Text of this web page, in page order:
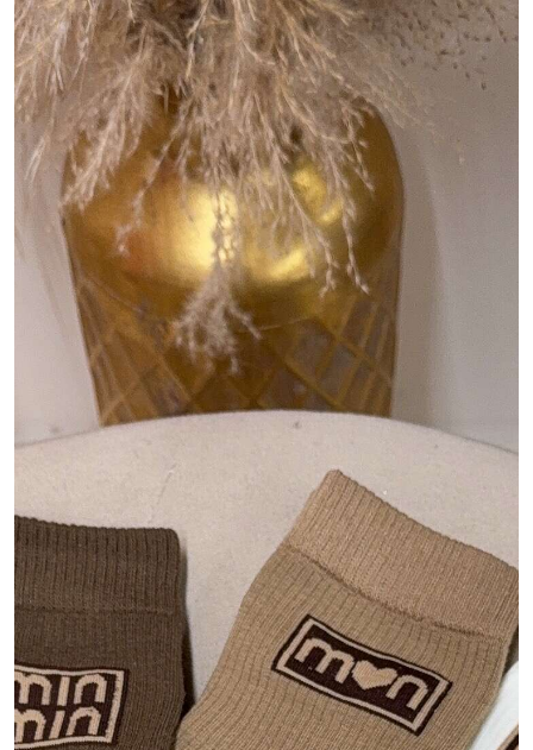
MANO SĄSKAITA
Liežuvis
Valiutos vienetas